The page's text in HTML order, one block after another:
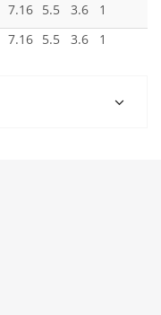
7.16 5.5 3.6
1
7.16 5.5 3.6 1